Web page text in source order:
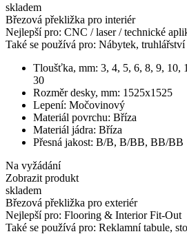
skladem
Březová překližka pro interiér
Nejlepší pro: CNC / laser / technické
Také se používá pro: Nábytek, truhlářství
Tloušťka, mm: 3, 4, 5, 6, 8, 9, 10,
30
Rozměr desky, mm: 1525x1525
Lepení: Močovinový
Materiál povrchu: Bříza
Materiál jádra: Bříza
Přesná jakost: B/B, B/BB, BB/BB
Na vyžádání
Zobrazit produkt
skladem
Březová překližka pro exteriér
Nejlepší pro: Flooring & Interior Fit-Out
Také se používá pro: Reklamní tabule,